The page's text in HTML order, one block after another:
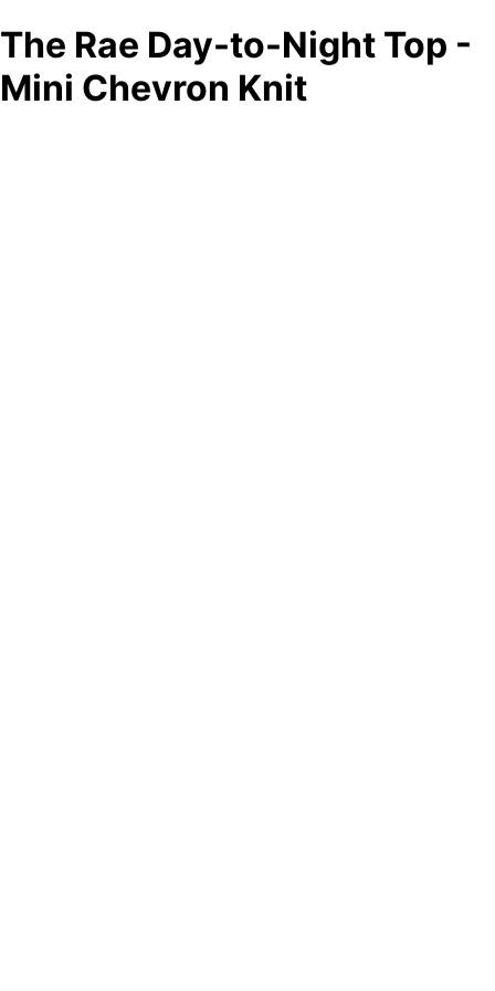
The Rae Day-to-Night Top -
Mini Chevron Knit